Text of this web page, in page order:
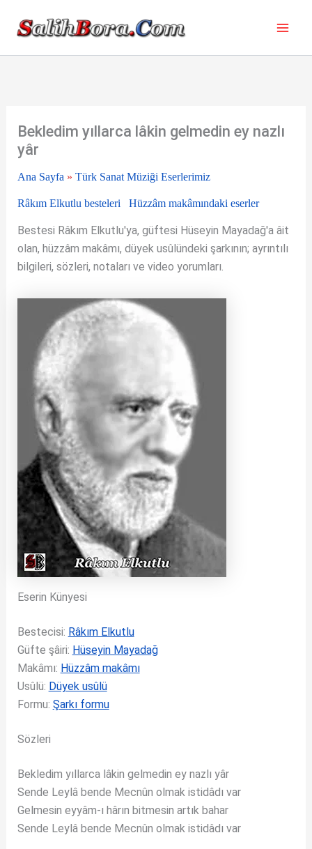
Bekledim yıllarca lâkin gelmedin ey nazlı
yâr
Ana Sayfa » Türk Sanat Müziği Eserlerimiz
Râkım Elkutlu besteleri Hüzzâm makâmındaki eserler
Bestesi Râkım Elkutlu'ya, güftesi Hüseyin Mayadağ'a âit
olan, hüzzâm makâmı, düyek usûlündeki şarkının; ayrıntılı
bilgileri, sözleri, notaları ve video yorumları.
Eserin Künyesi
Bestecisi: Râkım Elkutlu
Güfte şâiri: Hüseyin Mayadağ
Makâmı: Hüzzâm makâmı
Usûlü: Düyek usûlü
Formu: Şarkı formu
Sözleri
Bekledim yıllarca lâkin gelmedin ey nazlı yâr
Sende Leylâ bende Mecnûn olmak istidâdı var
Gelmesin eyyâm-ı hârın bitmesin artık bahar
Sende Leylâ bende Mecnûn olmak istidâdı var